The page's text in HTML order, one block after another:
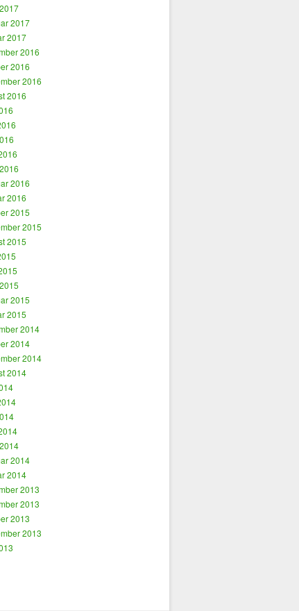
2017
2017
2016
2016
2016
2016
2016
2016
2015
2015
2015
2015
2015
2014
2014
2014
2014
2014
2014
2013
2013
2013
2013